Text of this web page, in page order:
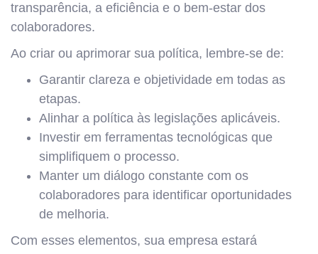
transparência, a eficiência e o bem-estar dos
colaboradores.
Ao criar ou aprimorar sua política, lembre-se de:
Garantir clareza e objetividade em todas as
etapas.
Alinhar a política às legislações aplicáveis.
Investir em ferramentas tecnológicas que
simplifiquem o processo.
Manter um diálogo constante com os
colaboradores para identificar oportunidades
de melhoria.
Com esses elementos, sua empresa estará